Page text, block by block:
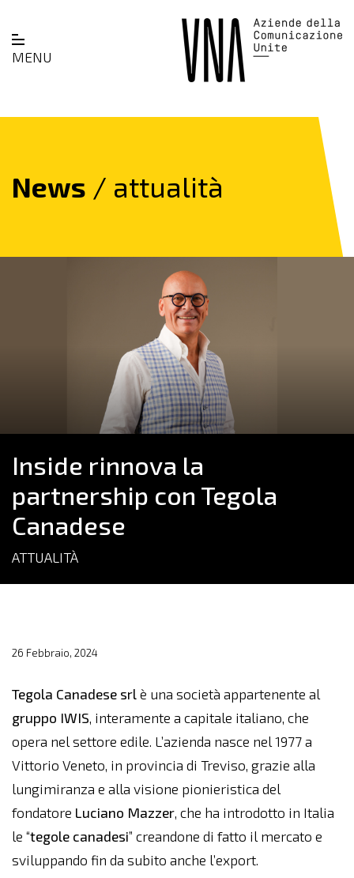
MENU
News / attualità
Inside rinnova la
partnership con Tegola
Canadese
ATTUALITÀ
26 Febbraio, 2024
Tegola Canadese srlè una società appartenente al
gruppo IWIS, interamente a capitale italiano, che
opera nel settore edile. L’azienda nasce nel 1977 a
Vittorio Veneto, in provincia di Treviso, grazie alla
lungimiranza e alla visione pionieristica del
fondatore Luciano Mazzer, che ha introdotto in Italia
le “tegole canadesi” creandone di fatto il mercato e
sviluppando fin da subito anche l’export.